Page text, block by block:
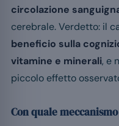
circolazione
cerebrale. Verdetto: il
beneficio sulla
vitamine e minerali, e
piccolo effetto
Con quale